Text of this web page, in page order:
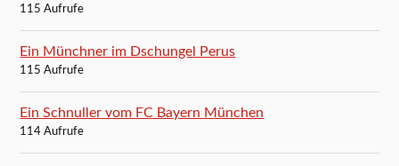
115 Aufrufe
Ein Münchner im Dschungel Perus
115 Aufrufe
Ein Schnuller vom FC Bayern München
114 Aufrufe